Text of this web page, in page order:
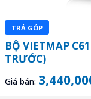
TRẢ GÓP
BỘ VIETMAP
TRƯỚC)
Giá bán: